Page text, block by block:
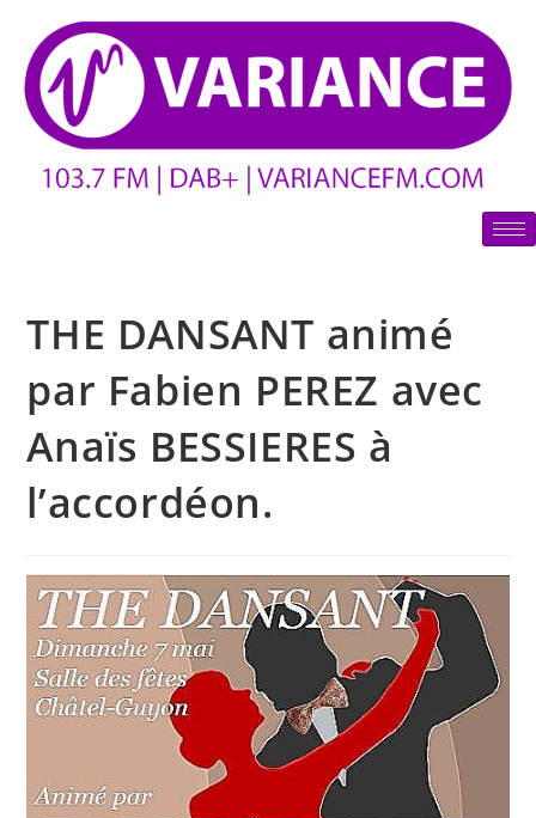
THE DANSANT animé
par Fabien PEREZ avec
Anaïs BESSIERES à
l’accordéon.